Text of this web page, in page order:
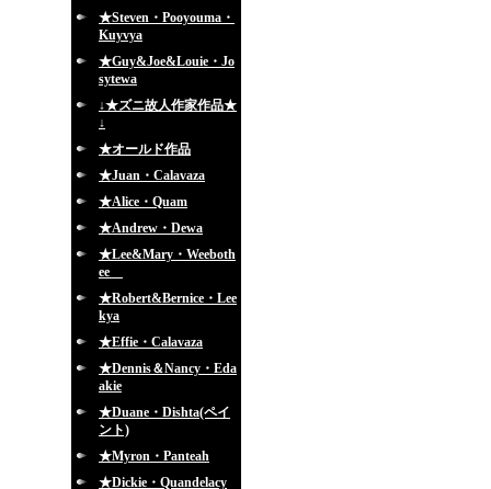
★Steven・Pooyouma・
Kuyvya
★Guy&Joe&Louie・Jo
sytewa
↓★ズニ故人作家作品★
↓
★オールド作品
★Juan・Calavaza
★Alice・Quam
★Andrew・Dewa
★Lee&Mary・Weeboth
ee
★Robert&Bernice・Lee
kya
★Effie・Calavaza
★Dennis＆Nancy・Eda
akie
★Duane・Dishta(ペイ
ント)
★Myron・Panteah
★Dickie・Quandelacy